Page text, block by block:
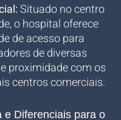
Situado no centro
o hospital oferece
de acesso para
de diversas
proximidade com os
centros comerciais.
Diferenciais para o